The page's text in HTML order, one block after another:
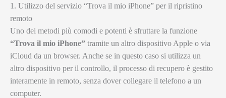
1. Utilizzo del servizio “Trova il mio iPhone” per il ripristino
remoto
Uno dei metodi più comodi e potenti è sfruttare la funzione
“Trova il mio iPhone” tramite un altro dispositivo Apple o via
iCloud da un browser. Anche se in questo caso si utilizza un
altro dispositivo per il controllo, il processo di recupero è gestito
interamente in remoto, senza dover collegare il telefono a un
computer.